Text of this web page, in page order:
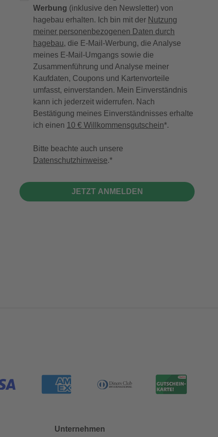
Werbung (inklusive den Newsletter) von
hagebau erhalten. Ich bin mit der Nutzung
meiner personenbezogenen Daten durch
hagebau, die E-Mail-Werbung, die Analyse
meines E-Mail-Umgangs sowie die
Zusammenführung und Analyse meiner
Kaufdaten, Coupons und Kartenvorteile
umfasst, einverstanden. Mein Einverständnis
kann ich jederzeit widerrufen. Nach
Bestätigung meines Einverständnisses erhalte
ich einen 10 € Willkommensgutschein*.
Bitte beachte auch unsere
Datenschutzhinweise.
JETZT ANMELDEN
Unternehmen